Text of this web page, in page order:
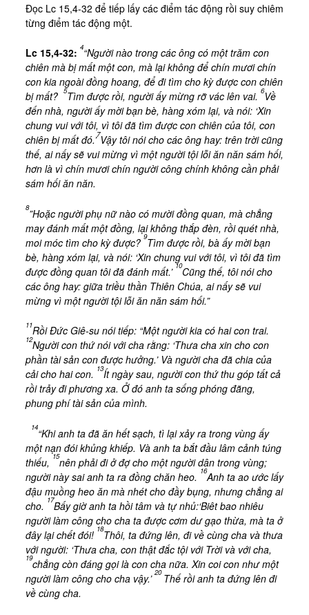
Được Làm Môn Đệ
Trên Đường LBTM
Thao Luyện Nhẹ Nhàng
Xin Cho Con Gặp Được Chúa
Tài Liệu
Sách Linh Thao
Chú Giải Linh Thao
Linh Thao Tám Ngày
Linh Thao Mười Ngày
Linh Thao 30 Ngày
Linh Thao Trong Cuộc Sống
Đọc Lc 15,4-32 để tiếp lấy các điểm tác động rồi suy chiêm
từng điểm tác động một.
Lc 15,4-32: 4“Người nào trong các ông có một trăm con
chiên mà bị mất một con, mà lại không để chín mươi chín
con kia ngoài đồng hoang, để đi tìm cho kỳ được con chiên
bị mất? 5Tìm được rồi, người ấy mừng rỡ vác lên vai. 6Về
đến nhà, người ấy mời bạn bè, hàng xóm lại, và nói: ‘Xin
chung vui với tôi, vì tôi đã tìm được con chiên của tôi, con
chiên bị mất đó.’7Vậy tôi nói cho các ông hay: trên trời cũng
thế, ai nấy sẽ vui mừng vì một người tội lỗi ăn năn sám hối,
hơn là vì chín mươi chín người công chính không cần phải
sám hối ăn năn.
8”Hoặc người phụ nữ nào có mười đồng quan, mà chẳng
may đánh mất một đồng, lại không thắp đèn, rồi quét nhà,
moi móc tìm cho kỳ được? 9Tìm được rồi, bà ấy mời bạn
bè, hàng xóm lại, và nói: ‘Xin chung vui với tôi, vì tôi đã tìm
được đồng quan tôi đã đánh mất.’10Cũng thế, tôi nói cho
các ông hay: giữa triều thần Thiên Chúa, ai nấy sẽ vui
mừng vì một người tội lỗi ăn năn sám hối.”
11Rồi Đức Giê-su nói tiếp: “Một người kia có hai con trai.
12Người con thứ nói với cha rằng: ‘Thưa cha xin cho con
phần tài sản con được hưởng.’ Và người cha đã chia của
cải cho hai con. 13Ít ngày sau, người con thứ thu góp tất cả
rồi trảy đi phương xa. Ở đó anh ta sống phóng đãng,
phung phí tài sản của mình.
14“Khi anh ta đã ăn hết sạch, tì lại xảy ra trong vùng ấy
một nạn đói khủng khiếp. Và anh ta bắt đầu lâm cảnh túng
thiếu, 15nên phải đi ở đợ cho một người dân trong vùng;
người này sai anh ta ra đồng chăn heo. 16Anh ta ao ước lấy
đậu muồng heo ăn mà nhét cho đầy bụng, nhưng chẳng ai
cho. 17Bấy giờ anh ta hồi tâm và tự nhủ:‘Biêt bao nhiêu
người làm công cho cha ta được cơm dư gạo thừa, mà ta ở
đây lại chết đói! 18Thôi, ta đứng lên, đi về cùng cha và thưa
với người: ‘Thưa cha, con thật đắc tội với Trời và với cha,
19chẳng còn đáng gọi là con cha nữa. Xin coi con như một
người làm công cho cha vậy.’ 20 Thế rồi anh ta đứng lên đi
về cùng cha.